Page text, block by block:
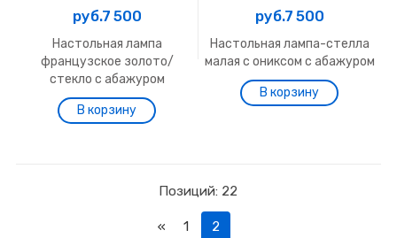
руб.7 500
Настольная лампа
французское золото/
стекло с абажуром
руб.7 500
Настольная лампа-стелла
малая с ониксом с абажуром
Позиций: 22
« 1 2